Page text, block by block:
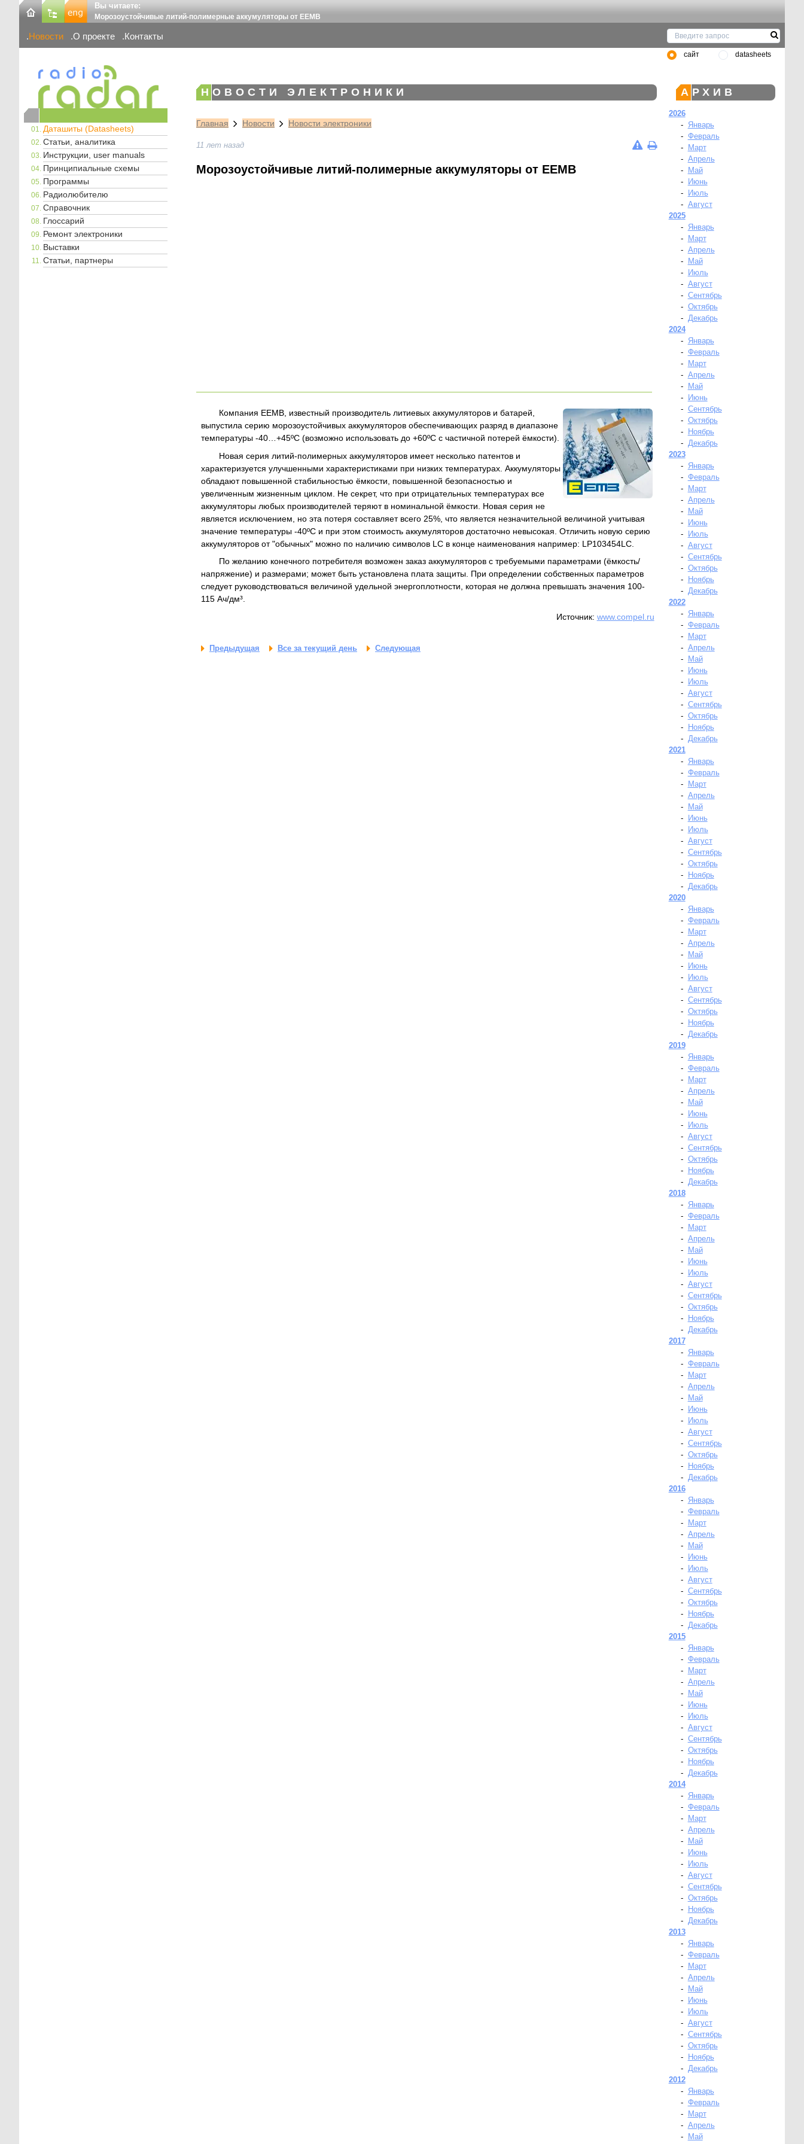
Вы читаете:
Морозоустойчивые литий-полимерные аккумуляторы от EEMB
Новости О проекте Контакты
сайт datasheets
Даташиты (Datasheets)
Статьи, аналитика
Инструкции, user manuals
Принципиальные схемы
Программы
Радиолюбителю
Справочник
Глоссарий
Ремонт электроники
Выставки
Статьи, партнеры
НОВОСТИ ЭЛЕКТРОНИКИ
Главная Новости Новости электроники
11 лет назад
Морозоустойчивые литий-полимерные аккумуляторы от EEMB
Компания EEMB, известный производитель литиевых аккумуляторов и батарей,
выпустила серию морозоустойчивых аккумуляторов обеспечивающих разряд в диапазоне
температуры -40…+45ºC (возможно использовать до +60ºC с частичной потерей ёмкости).
Новая серия литий-полимерных аккумуляторов имеет несколько патентов и
характеризуется улучшенными характеристиками при низких температурах. Аккумуляторы
обладают повышенной стабильностью ёмкости, повышенной безопасностью и
увеличенным жизненным циклом. Не секрет, что при отрицательных температурах все
аккумуляторы любых производителей теряют в номинальной ёмкости. Новая серия не
является исключением, но эта потеря составляет всего 25%, что является незначительной величиной учитывая
значение температуры -40ºC и при этом стоимость аккумуляторов достаточно невысокая. Отличить новую серию
аккумуляторов от "обычных" можно по наличию символов LC в конце наименования например: LP103454LC.
По желанию конечного потребителя возможен заказ аккумуляторов с требуемыми параметрами (ёмкость/
напряжение) и размерами; может быть установлена плата защиты. При определении собственных параметров
следует руководствоваться величиной удельной энергоплотности, которая не должна превышать значения 100-
115 Ач/дм³.
Источник: www.compel.ru
Предыдущая Все за текущий день Следующая
АРХИВ
2026
-
Январь
- Февраль
-
Март
- Апрель
-
Май
-
Июнь
-
Июль
- Август
2025
-
Январь
-
Март
- Апрель
-
Май
-
Июль
- Август
- Сентябрь
- Октябрь
- Декабрь
2024
-
Январь
- Февраль
-
Март
- Апрель
-
Май
-
Июнь
- Сентябрь
- Октябрь
-
Ноябрь
- Декабрь
2023
-
Январь
- Февраль
-
Март
- Апрель
-
Май
-
Июнь
-
Июль
- Август
- Сентябрь
- Октябрь
-
Ноябрь
- Декабрь
2022
-
Январь
- Февраль
-
Март
- Апрель
-
Май
-
Июнь
-
Июль
- Август
- Сентябрь
- Октябрь
-
Ноябрь
- Декабрь
2021
-
Январь
- Февраль
-
Март
- Апрель
-
Май
-
Июнь
-
Июль
- Август
- Сентябрь
- Октябрь
-
Ноябрь
- Декабрь
2020
-
Январь
- Февраль
-
Март
- Апрель
-
Май
-
Июнь
-
Июль
- Август
- Сентябрь
- Октябрь
-
Ноябрь
- Декабрь
2019
-
Январь
- Февраль
-
Март
- Апрель
-
Май
-
Июнь
-
Июль
- Август
- Сентябрь
- Октябрь
-
Ноябрь
- Декабрь
2018
-
Январь
- Февраль
-
Март
- Апрель
-
Май
-
Июнь
-
Июль
- Август
- Сентябрь
- Октябрь
-
Ноябрь
- Декабрь
2017
-
Январь
- Февраль
-
Март
- Апрель
-
Май
-
Июнь
-
Июль
- Август
- Сентябрь
- Октябрь
-
Ноябрь
- Декабрь
2016
-
Январь
- Февраль
-
Март
- Апрель
-
Май
-
Июнь
-
Июль
- Август
- Сентябрь
- Октябрь
-
Ноябрь
- Декабрь
2015
-
Январь
- Февраль
-
Март
- Апрель
-
Май
-
Июнь
-
Июль
- Август
- Сентябрь
- Октябрь
-
Ноябрь
- Декабрь
2014
-
Январь
- Февраль
-
Март
- Апрель
-
Май
-
Июнь
-
Июль
- Август
- Сентябрь
- Октябрь
-
Ноябрь
- Декабрь
2013
-
Январь
- Февраль
-
Март
- Апрель
-
Май
-
Июнь
-
Июль
- Август
- Сентябрь
- Октябрь
-
Ноябрь
- Декабрь
2012
-
Январь
- Февраль
-
Март
- Апрель
-
Май